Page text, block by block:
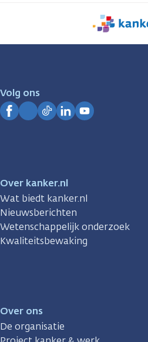
We
zijn
Volg ons
Over kanker.nl
Wat biedt kanker.nl
Nieuwsberichten
Wetenschappelijk onderzoek
Kwaliteitsbewaking
Over ons
De organisatie